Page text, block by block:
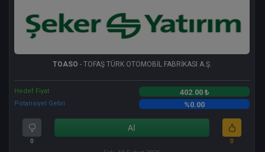
TOASO - TOFAŞ TÜRK OTOMOBİL FABRİKASI A.Ş.
Hedef Fiyat 402.00 ₺
Potansiyel Getiri %0.00
0
Al
0